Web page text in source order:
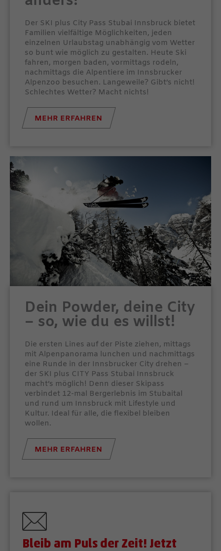
Der SKI plus City Pass Stubai Innsbruck bietet
Familien vielfältige Möglichkeiten, jeden
einzelnen Urlaubstag unabhängig vom Wetter
so bunt wie möglich zu gestalten. Heute Ski
fahren, morgen baden, vormittags rodeln,
nachmittags die Alpentiere im Innsbrucker
Alpenzoo besuchen. Langeweile? Gibt’s nicht!
Schlechtes Wetter? Macht nichts!
MEHR ERFAHREN
Dein Powder, deine City
– so, wie du es willst!
Die ersten Lines auf der Piste ziehen, mittags
mit Alpenpanorama lunchen und nachmittags
eine Runde in der Innsbrucker City drehen –
der SKI plus CITY Pass Stubai Innsbruck
macht’s möglich! Denn dieser Skipass
verbindet 12-mal Bergerlebnis im Stubaital
und rund um Innsbruck mit Lifestyle und
Kultur. Ideal für alle, die flexibel bleiben
wollen.
MEHR ERFAHREN
Bleib am Puls der Zeit! Jetzt